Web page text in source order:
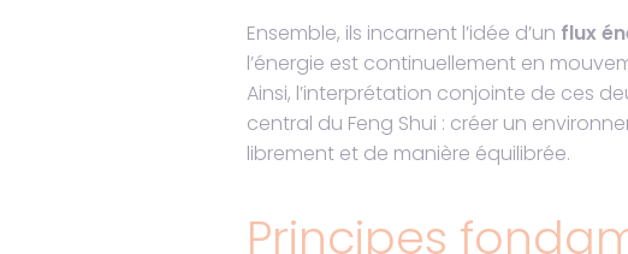
Ensemble, ils incarnent l’idée d’un flux
l’énergie est continuellement en
Ainsi, l’interprétation conjointe de ces
central du Feng Shui : créer un
librement et de manière équilibrée.
Principes